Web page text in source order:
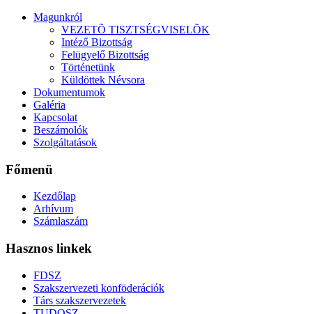
Magunkról
VEZETÕ TISZTSÉGVISELÕK
Intéző Bizottság
Felügyelő Bizottság
Történetünk
Küldöttek Névsora
Dokumentumok
Galéria
Kapcsolat
Beszámolók
Szolgáltatások
Főmenü
Kezdőlap
Arhívum
Számlaszám
Hasznos linkek
FDSZ
Szakszervezeti konföderációk
Társ szakszervezetek